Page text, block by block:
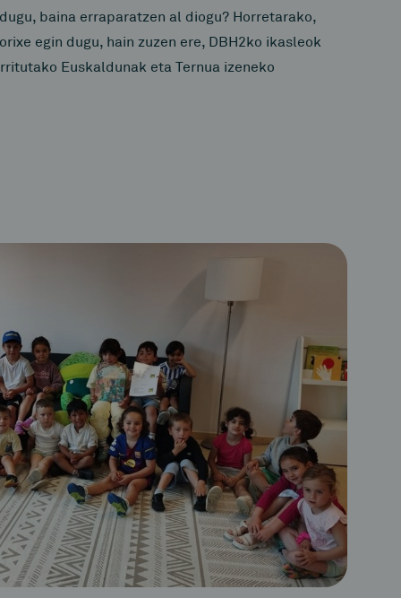
baina erraparatzen al diogu? Horretarako,
egin dugu, hain zuzen ere, DBH2ko ikasleok
Euskaldunak eta Ternua izeneko